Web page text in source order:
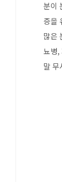
분이
증을
많은
뇨병,
말 무